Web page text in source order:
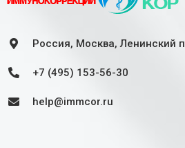
Россия, Москва, Ленинский
+7 (495) 153-56-30
help@immcor.ru